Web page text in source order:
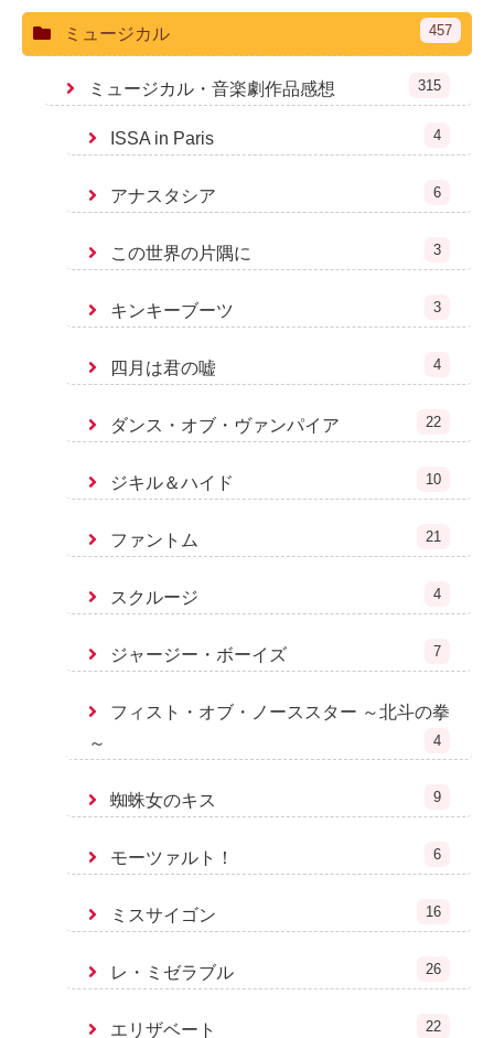
ミュージカル 457
ミュージカル・音楽劇作品感想 315
ISSA in Paris 4
アナスタシア 6
この世界の片隅に 3
キンキーブーツ 3
四月は君の嘘 4
ダンス・オブ・ヴァンパイア 22
ジキル＆ハイド 10
ファントム 21
スクルージ 4
ジャージー・ボーイズ 7
フィスト・オブ・ノーススター ～北斗の拳
～
4
蜘蛛女のキス 9
モーツァルト！ 6
ミスサイゴン 16
レ・ミゼラブル 26
エリザベート 22